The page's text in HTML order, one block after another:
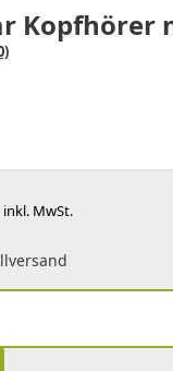
inkl. MwSt.